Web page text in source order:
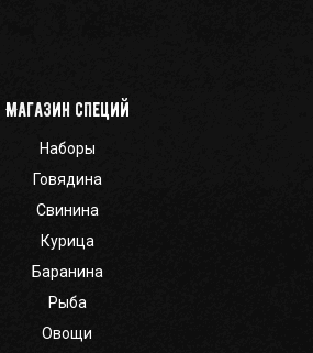
Магазин специй
Наборы
Говядина
Свинина
Курица
Баранина
Рыба
Овощи